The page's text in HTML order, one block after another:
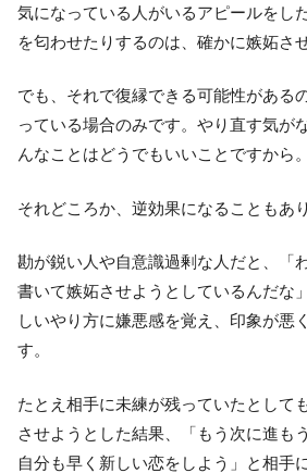
気になっている人がいるアピールをし
を匂わせたりするのは、確かに嫉妬さ
でも、それで復縁できる可能性がある
っている場合のみです。やり直す気が
んなことはどうでもいいことですから。
それどころか、逆効果になることもあ
勘が鋭い人や自意識過剰な人だと、「
書いて嫉妬させようとしているんだな
しいやり方に嫌悪感を覚え、印象が悪
す。
たとえ相手に未練が残っていたとして
させようとした結果、「もう次に進も
自分も早く新しい恋をしよう」と相手